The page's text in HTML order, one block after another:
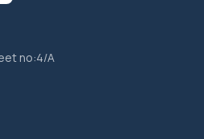
no:4/A